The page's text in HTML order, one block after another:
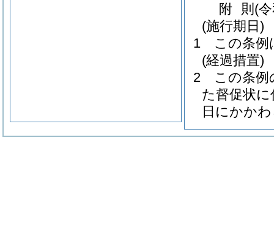
附 則 (
(施行期日)
1
この条例
(経過措置)
2
この条例
た督促状
日にかか